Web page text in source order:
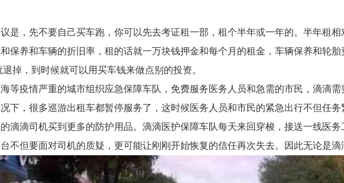
，先不要自己买车跑，你可以先去考证租一部，租个半年或一年的。半年租相
保养和车辆的折旧率，租的话就一万块钱押金和每个月的租金，车辆保养和轮
掉，到时候就可以用买车钱来做点别的投资。
疫情严重的城市组织应急保障车队，免费服务医务人员和急需的市民，滴滴需
下，很多巡游出租车都暂停服务了，这时候医务人员和市民的紧急出行不但任
滴滴司机买到更多的防护用品。滴滴医护保障车队每天来回穿梭，接送一线医
不但要面对司机的质疑，更可能让刚刚开始恢复的信任再次失去。因此无论是